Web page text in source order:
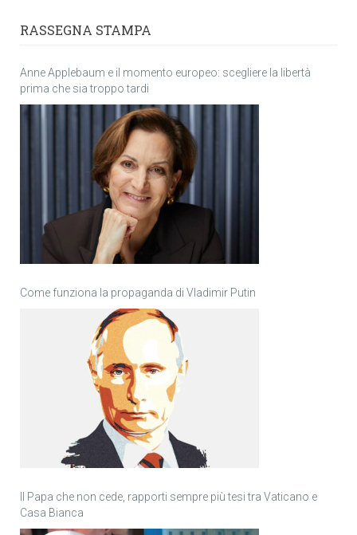
RASSEGNA STAMPA
Anne Applebaum e il momento europeo: scegliere la libertà
prima che sia troppo tardi
Come funziona la propaganda di Vladimir Putin
Il Papa che non cede, rapporti sempre più tesi tra Vaticano e
Casa Bianca